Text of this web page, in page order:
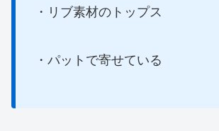
・リブ素材のトップス
・パットで寄せている